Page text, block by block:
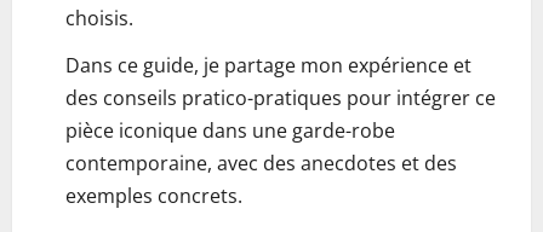
choisis.
Dans ce guide, je partage mon expérience et
des conseils pratico-pratiques pour intégrer ce
pièce iconique dans une garde-robe
contemporaine, avec des anecdotes et des
exemples concrets.